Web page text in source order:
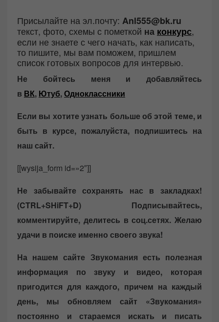
Присылайте на эл.почту: Anl555@bk.ru
текст, фото, схемы с пометкой на конкурс,
если не знаете с чего начать, как написать,
то пишите, мы вам поможем, пришлем
список готовых вопросов для интервью.
Не бойтесь меня и добавляйтесь
в ВК, Ютуб,Одноклассники
Если вы хотите узнать больше об этой теме, и
быть в курсе, пожалуйста, подпишитесь на
наш сайт.
[[wysija_form id=»2″]]
Не забывайте сохранять нас в закладках!
(CTRL+SHiFT+D)
Подписывайтесь,
комментируйте, делитесь в соц.сетях. Желаю
удачи в поиске именно своего звука!
На нашем сайте Звукомания есть полезная
информация по звуку и видео, которая
пригодится для каждого, причем на каждый
день, мы обновляем сайт «Звукомания»
постоянно и стараемся искать и писать